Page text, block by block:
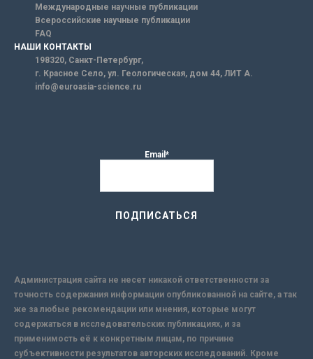
Международные научные публикации
Всероссийские научные публикации
FAQ
НАШИ КОНТАКТЫ
198320, Санкт-Петербург,
г. Красное Село, ул. Геологическая, дом 44, ЛИТ А.
info@euroasia-science.ru
Email*
Администрация сайта не несет никакой ответственности за
точность содержания информации опубликованной на сайте, а так
же за любые рекомендации или мнения, которые могут
содержаться в исследовательских публикациях, и за
применимость её к конкретным лицам, по причине
субъективности результатов авторских исследований. Кроме